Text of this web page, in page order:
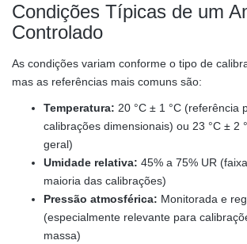
Condições Típicas de um
Controlado
As condições variam conforme o tipo de
mas as referências mais comuns são:
Temperatura: 20 °C ± 1 °C (referência
calibrações dimensionais) ou 23 °C ± 2
geral)
Umidade relativa: 45% a 75% UR
maioria das calibrações)
Pressão atmosférica: Monitorada e
(especialmente relevante para
massa)